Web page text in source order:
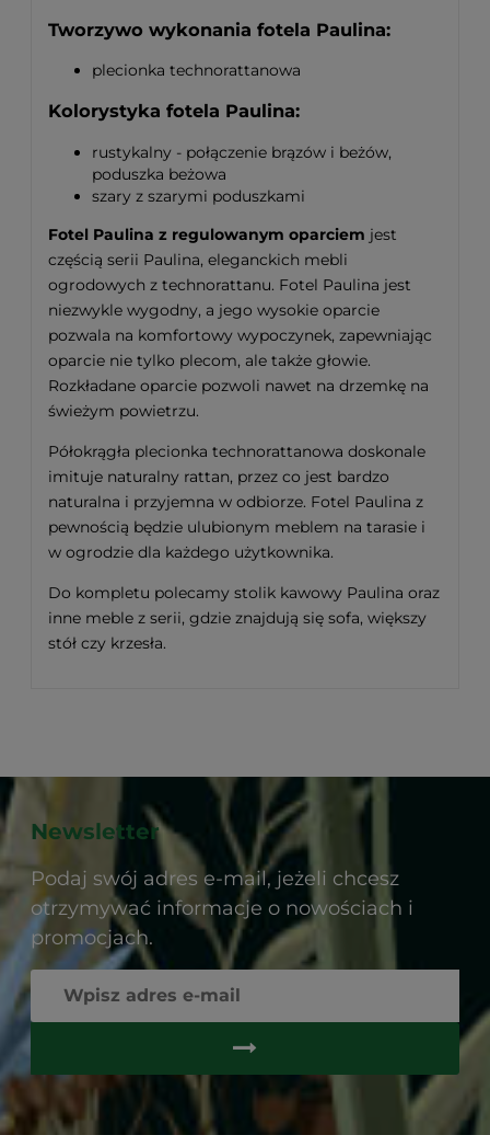
Tworzywo wykonania fotela Paulina:
plecionka technorattanowa
Kolorystyka fotela Paulina:
rustykalny - połączenie brązów i beżów,
poduszka beżowa
szary z szarymi poduszkami
Fotel Paulina z regulowanym oparciem jest
częścią serii Paulina, eleganckich mebli
ogrodowych z technorattanu. Fotel Paulina jest
niezwykle wygodny, a jego wysokie oparcie
pozwala na komfortowy wypoczynek, zapewniając
oparcie nie tylko plecom, ale także głowie.
Rozkładane oparcie pozwoli nawet na drzemkę na
świeżym powietrzu.
Półokrągła plecionka technorattanowa doskonale
imituje naturalny rattan, przez co jest bardzo
naturalna i przyjemna w odbiorze. Fotel Paulina z
pewnością będzie ulubionym meblem na tarasie i
w ogrodzie dla każdego użytkownika.
Do kompletu polecamy stolik kawowy Paulina oraz
inne meble z serii, gdzie znajdują się sofa, większy
stół czy krzesła.
Newsletter
Podaj swój adres e-mail, jeżeli chcesz
otrzymywać informacje o nowościach i
promocjach.